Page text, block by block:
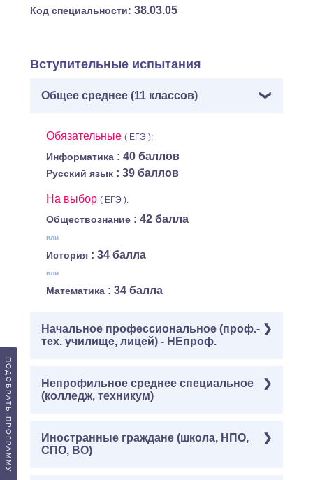
Код специальности: 38.03.05
Вступительные испытания
Общее среднее (11 классов)
Обязательные ( ЕГЭ ):
Информатика : 40 баллов
Русский язык : 39 баллов
На выбор ( ЕГЭ ):
Обществознание : 42 балла
или
История : 34 балла
или
Математика : 34 балла
Начальное профессиональное (проф.-
тех. училище, лицей) - НЕпроф.
Обязательные( ЕГЭ ):
Информатика: 40 баллов
На выбор ( ЕГЭ ):
Непрофильное среднее специальное
(колледж, техникум)
Обязательные( ЕГЭ ):
Информатика
Иностранные граждане (школа, НПО,
СПО, ВО)
ПОДОБРАТЬ ПРОГРАММУ